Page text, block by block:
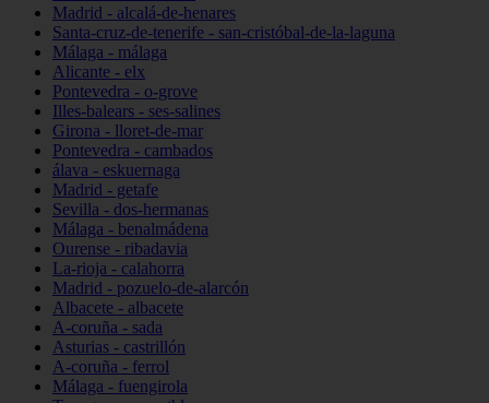
Madrid - alcalá-de-henares
Santa-cruz-de-tenerife - san-cristóbal-de-la-laguna
Málaga - málaga
Alicante - elx
Pontevedra - o-grove
Illes-balears - ses-salines
Girona - lloret-de-mar
Pontevedra - cambados
álava - eskuernaga
Madrid - getafe
Sevilla - dos-hermanas
Málaga - benalmádena
Ourense - ribadavia
La-rioja - calahorra
Madrid - pozuelo-de-alarcón
Albacete - albacete
A-coruña - sada
Asturias - castrillón
A-coruña - ferrol
Málaga - fuengirola